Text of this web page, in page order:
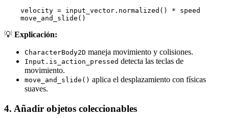
    velocity = input_vector.normalized() * speed
    move_and_slide()
💡 Explicación:
CharacterBody2D maneja movimiento y colisiones.
Input.is_action_pressed detecta las teclas de
movimiento.
move_and_slide() aplica el desplazamiento con físicas
suaves.
4. Añadir objetos coleccionables